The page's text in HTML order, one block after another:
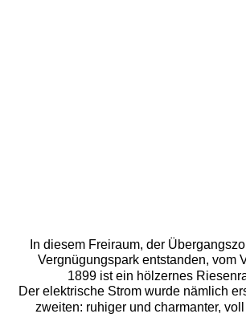
In diesem Freiraum, der
Vergnügungspark entstanden, vom
1899 ist ein hölzernes
Der elektrische Strom wurde nämlich
zweiten: ruhiger und charmanter,